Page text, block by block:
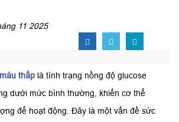
11 2025
thấp là tình trạng nồng độ glucose
dưới mức bình thường, khiến cơ thể
để hoạt động. Đây là một vấn đề sức